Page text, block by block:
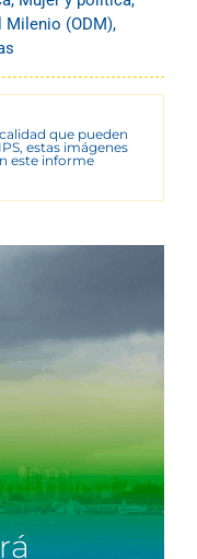
Milenio (ODM),
que pueden
estas imágenes
este informe